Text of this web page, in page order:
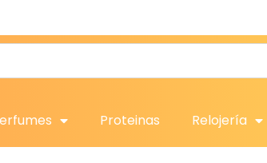
Proteinas Relojería